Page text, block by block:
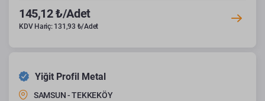
145,12 ₺/Adet
KDV Hariç: 131,93 ₺/Adet
Yiğit Profil Metal
SAMSUN - TEKKEKÖY